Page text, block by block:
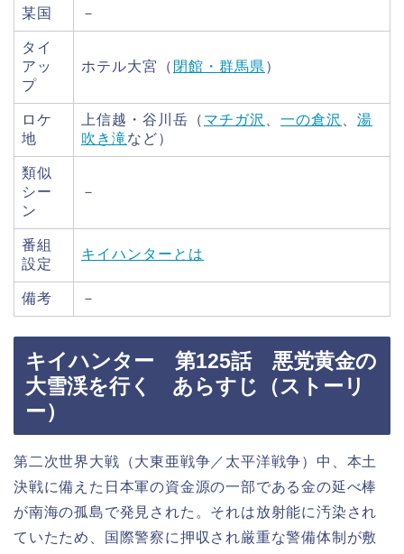
某国 －
タイ
アッ
プ
ホテル大宮（ 閉館・群馬県 ）
ロケ
地
上信越・谷川岳（ マチガ沢 一の倉沢
湯
吹き滝など）
類似
シー
ン
－
番組
設定
キイハンターとは
備考 －
キイハンター 第125話 悪党黄金の
大雪渓を行く あらすじ（ストーリ
ー）
第二次世界大戦（大東亜戦争／太平洋戦争）中、本土
決戦に備えた日本軍の資金源の一部である金の延べ棒
が南海の孤島で発見された。それは放射能に汚染され
ていたため、国際警察に押収され厳重な警備体制が敷